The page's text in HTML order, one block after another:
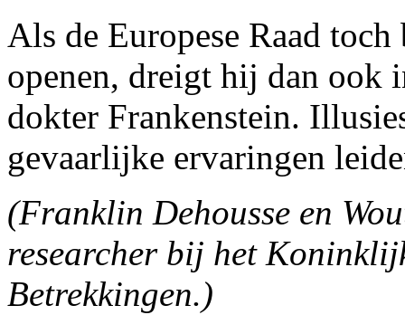
Als de Europese Raad
openen, dreigt hij dan ook
dokter Frankenstein.
gevaarlijke ervaringen
(Franklin Dehousse en
researcher bij het
Betrekkingen.)